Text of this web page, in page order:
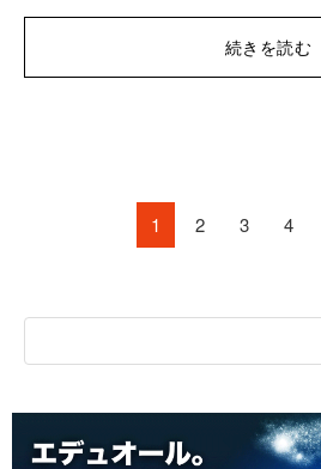
続きを読む
1 2 3 4